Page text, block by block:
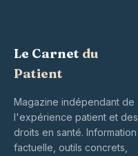
Le Carnet du
Patient
Magazine indépendant de
l'expérience patient et des
droits en santé. Information
factuelle, outils concrets,